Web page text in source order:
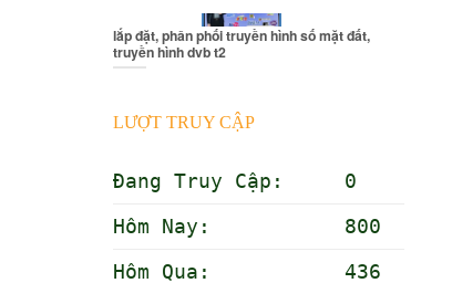
lắp đặt, phân phối truyền hình số mặt đất,
truyền hình dvb t2
LƯỢT TRUY CẬP
Đang Truy Cập: 0
Hôm Nay: 800
Hôm Qua: 436